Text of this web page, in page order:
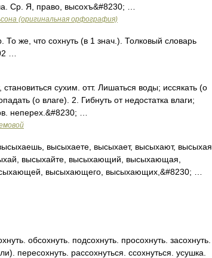
Ср. Я, право, высохъ&#8230; …
(оригинальная орфография)
же, что сохнуть (в 1 знач.). Толковый словарь
…
сухим. отт. Лишаться воды; иссякать (о
(о влаге). 2. Гибнуть от недостатка влаги;
неперех.&#8230; …
высыхаете, высыхает, высыхают, высыхая,
высыхайте, высыхающий, высыхающая,
высыхающего, высыхающих,&#8230; …
обсохнуть. подсохнуть. просохнуть. засохнуть.
пересохнуть. рассохнуться. ссохнуться. усушка.